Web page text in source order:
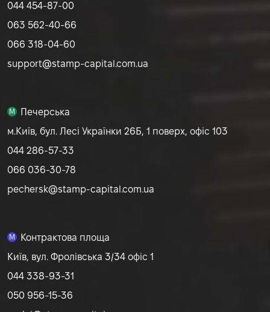
044 454-87-00
063 562-40-66
066 318-04-60
support@stamp-capital.com.ua
M
Печерська
м.Київ, бул. Лесі Українки 26Б, 1 поверх, офіс 103
044 286-57-33
066 036-30-78
pechersk@stamp-capital.com.ua
M
Контрактова площа
Київ, вул. Фролівська 3/34 офіс 1
044 338-93-31
050 956-15-36